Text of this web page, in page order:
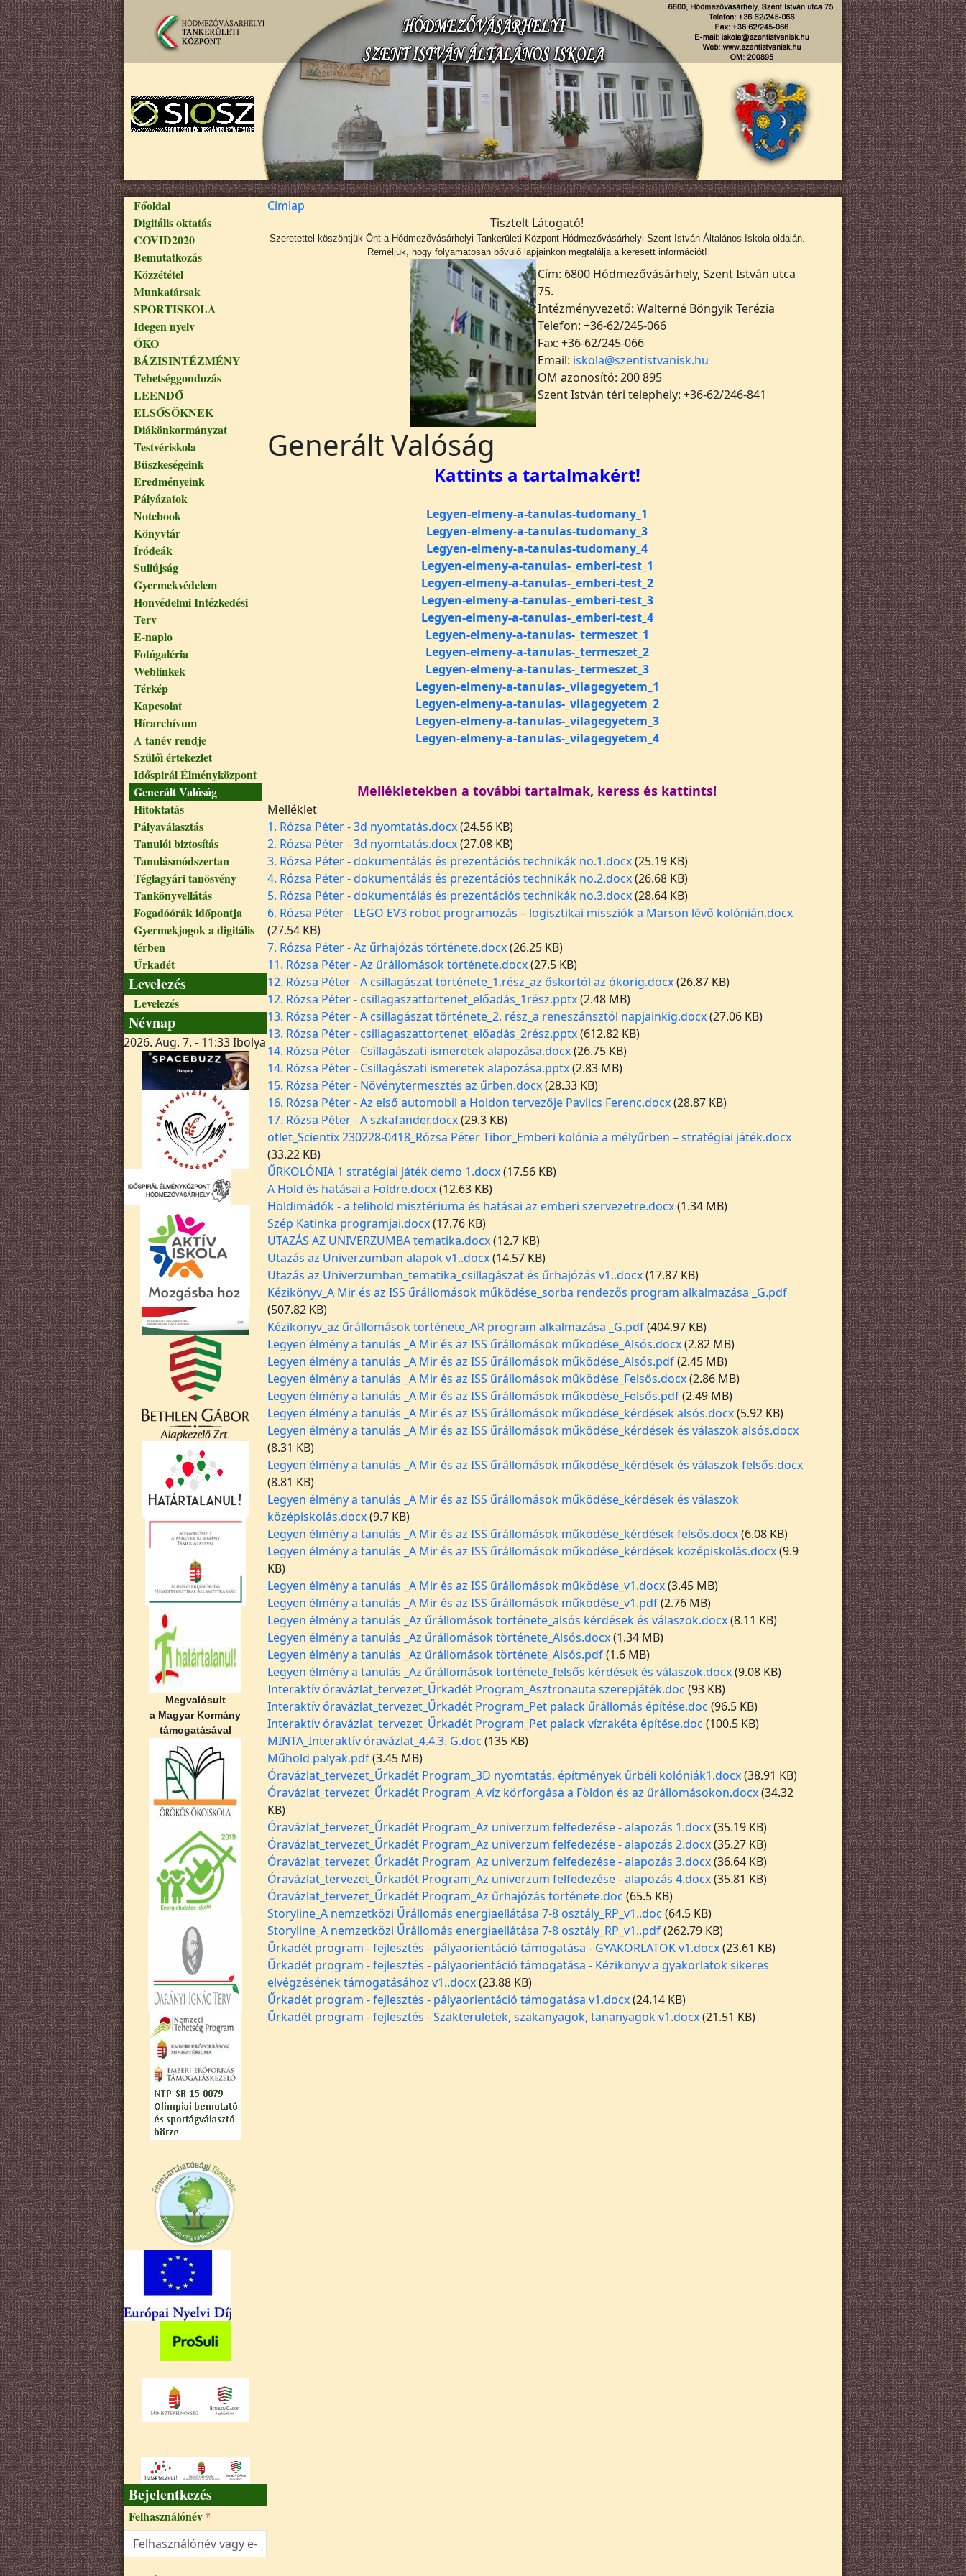
Ugrás a tartalomra
Fő navigáció
Főoldal
Digitális oktatás
COVID2020
Bemutatkozás
Közzététel
Munkatársak
SPORTISKOLA
Idegen nyelv
ÖKO
BÁZISINTÉZMÉNY
Tehetséggondozás
LEENDŐ
ELSŐSÖKNEK
Diákönkormányzat
Testvériskola
Büszkeségeink
Eredményeink
Pályázatok
Notebook
Könyvtár
Íródeák
Suliújság
Gyermekvédelem
Honvédelmi Intézkedési
Terv
E-naplo
Fotógaléria
Weblinkek
Térkép
Kapcsolat
Hírarchívum
A tanév rendje
Szülői értekezlet
Időspirál Élményközpont
Generált Valóság
Hitoktatás
Pályaválasztás
Tanulói biztosítás
Tanulásmódszertan
Téglagyári tanösvény
Tankönyvellátás
Fogadóórák időpontja
Gyermekjogok a digitális
térben
Űrkadét
Levelezés
Levelezés
Névnap
2026. Aug. 7. - 11:33Ibolya
Megvalósult
a Magyar Kormány
támogatásával
Bejelentkezés
Felhasználónév
Címlap
Tisztelt Látogató!
Szeretettel köszöntjük Önt a Hódmezővásárhelyi Tankerületi Központ Hódmezővásárhelyi Szent István Általános Iskola oldalán.
Reméljük, hogy folyamatosan bővülő lapjainkon megtalálja a keresett információt!
Cím: 6800 Hódmezővásárhely, Szent István utca
75.
Intézményvezető: Walterné Böngyik Terézia
Telefon: +36-62/245-066
Fax: +36-62/245-066
Email: iskola@szentistvanisk.hu
OM azonosító: 200 895
Szent István téri telephely: +36-62/246-841
Generált Valóság
Kattints a tartalmakért!
Legyen-elmeny-a-tanulas-tudomany_1
Legyen-elmeny-a-tanulas-tudomany_3
Legyen-elmeny-a-tanulas-tudomany_4
Legyen-elmeny-a-tanulas-_emberi-test_1
Legyen-elmeny-a-tanulas-_emberi-test_2
Legyen-elmeny-a-tanulas-_emberi-test_3
Legyen-elmeny-a-tanulas-_emberi-test_4
Legyen-elmeny-a-tanulas-_termeszet_1
Legyen-elmeny-a-tanulas-_termeszet_2
Legyen-elmeny-a-tanulas-_termeszet_3
Legyen-elmeny-a-tanulas-_vilagegyetem_1
Legyen-elmeny-a-tanulas-_vilagegyetem_2
Legyen-elmeny-a-tanulas-_vilagegyetem_3
Legyen-elmeny-a-tanulas-_vilagegyetem_4
Mellékletekben a további tartalmak, keress és kattints!
Melléklet
1. Rózsa Péter - 3d nyomtatás.docx(24.56 KB)
2. Rózsa Péter - 3d nyomtatás.docx(27.08 KB)
3. Rózsa Péter - dokumentálás és prezentációs technikák no.1.docx(25.19 KB)
4. Rózsa Péter - dokumentálás és prezentációs technikák no.2.docx(26.68 KB)
5. Rózsa Péter - dokumentálás és prezentációs technikák no.3.docx(28.64 KB)
6. Rózsa Péter - LEGO EV3 robot programozás – logisztikai missziók a Marson lévő kolónián.docx
(27.54 KB)
7. Rózsa Péter - Az űrhajózás története.docx(26.25 KB)
11. Rózsa Péter - Az űrállomások története.docx(27.5 KB)
12. Rózsa Péter - A csillagászat története_1.rész_az őskortól az ókorig.docx(26.87 KB)
12. Rózsa Péter - csillagaszattortenet_előadás_1rész.pptx(2.48 MB)
13. Rózsa Péter - A csillagászat története_2. rész_a reneszánsztól napjainkig.docx(27.06 KB)
13. Rózsa Péter - csillagaszattortenet_előadás_2rész.pptx(612.82 KB)
14. Rózsa Péter - Csillagászati ismeretek alapozása.docx(26.75 KB)
14. Rózsa Péter - Csillagászati ismeretek alapozása.pptx(2.83 MB)
15. Rózsa Péter - Növénytermesztés az űrben.docx(28.33 KB)
16. Rózsa Péter - Az első automobil a Holdon tervezője Pavlics Ferenc.docx(28.87 KB)
17. Rózsa Péter - A szkafander.docx(29.3 KB)
ötlet_Scientix 230228-0418_Rózsa Péter Tibor_Emberi kolónia a mélyűrben – stratégiai játék.docx
(33.22 KB)
ŰRKOLÓNIA 1 stratégiai játék demo 1.docx(17.56 KB)
A Hold és hatásai a Földre.docx(12.63 KB)
Holdimádók - a telihold misztériuma és hatásai az emberi szervezetre.docx(1.34 MB)
Szép Katinka programjai.docx(17.76 KB)
UTAZÁS AZ UNIVERZUMBA tematika.docx(12.7 KB)
Utazás az Univerzumban alapok v1..docx(14.57 KB)
Utazás az Univerzumban_tematika_csillagászat és űrhajózás v1..docx(17.87 KB)
Kézikönyv_A Mir és az ISS űrállomások működése_sorba rendezős program alkalmazása _G.pdf
(507.82 KB)
Kézikönyv_az űrállomások története_AR program alkalmazása _G.pdf(404.97 KB)
Legyen élmény a tanulás _A Mir és az ISS űrállomások működése_Alsós.docx(2.82 MB)
Legyen élmény a tanulás _A Mir és az ISS űrállomások működése_Alsós.pdf(2.45 MB)
Legyen élmény a tanulás _A Mir és az ISS űrállomások működése_Felsős.docx(2.86 MB)
Legyen élmény a tanulás _A Mir és az ISS űrállomások működése_Felsős.pdf(2.49 MB)
Legyen élmény a tanulás _A Mir és az ISS űrállomások működése_kérdések alsós.docx(5.92 KB)
Legyen élmény a tanulás _A Mir és az ISS űrállomások működése_kérdések és válaszok alsós.docx
(8.31 KB)
Legyen élmény a tanulás _A Mir és az ISS űrállomások működése_kérdések és válaszok felsős.docx
(8.81 KB)
Legyen élmény a tanulás _A Mir és az ISS űrállomások működése_kérdések és válaszok
középiskolás.docx(9.7 KB)
Legyen élmény a tanulás _A Mir és az ISS űrállomások működése_kérdések felsős.docx(6.08 KB)
Legyen élmény a tanulás _A Mir és az ISS űrállomások működése_kérdések középiskolás.docx(9.9
KB)
Legyen élmény a tanulás _A Mir és az ISS űrállomások működése_v1.docx(3.45 MB)
Legyen élmény a tanulás _A Mir és az ISS űrállomások működése_v1.pdf(2.76 MB)
Legyen élmény a tanulás _Az űrállomások története_alsós kérdések és válaszok.docx(8.11 KB)
Legyen élmény a tanulás _Az űrállomások története_Alsós.docx(1.34 MB)
Legyen élmény a tanulás _Az űrállomások története_Alsós.pdf(1.6 MB)
Legyen élmény a tanulás _Az űrállomások története_felsős kérdések és válaszok.docx(9.08 KB)
Interaktív óravázlat_tervezet_Űrkadét Program_Asztronauta szerepjáték.doc (93 KB)
Interaktív óravázlat_tervezet_Űrkadét Program_Pet palack űrállomás építése.doc (96.5 KB)
Interaktív óravázlat_tervezet_Űrkadét Program_Pet palack vízrakéta építése.doc (100.5 KB)
MINTA_Interaktív óravázlat_4.4.3. G.doc (135 KB)
Műhold palyak.pdf(3.45 MB)
Óravázlat_tervezet_Űrkadét Program_3D nyomtatás, építmények űrbéli kolóniák1.docx(38.91 KB)
Óravázlat_tervezet_Űrkadét Program_A víz körforgása a Földön és az űrállomásokon.docx(34.32
KB)
Óravázlat_tervezet_Űrkadét Program_Az univerzum felfedezése - alapozás 1.docx(35.19 KB)
Óravázlat_tervezet_Űrkadét Program_Az univerzum felfedezése - alapozás 2.docx(35.27 KB)
Óravázlat_tervezet_Űrkadét Program_Az univerzum felfedezése - alapozás 3.docx(36.64 KB)
Óravázlat_tervezet_Űrkadét Program_Az univerzum felfedezése - alapozás 4.docx(35.81 KB)
Óravázlat_tervezet_Űrkadét Program_Az űrhajózás története.doc (65.5 KB)
Storyline_A nemzetközi Űrállomás energiaellátása 7-8 osztály_RP_v1..doc (64.5 KB)
Storyline_A nemzetközi Űrállomás energiaellátása 7-8 osztály_RP_v1..pdf(262.79 KB)
Űrkadét program - fejlesztés - pályaorientáció támogatása - GYAKORLATOK v1.docx(23.61 KB)
Űrkadét program - fejlesztés - pályaorientáció támogatása - Kézikönyv a gyakorlatok sikeres
elvégzésének támogatásához v1..docx(23.88 KB)
Űrkadét program - fejlesztés - pályaorientáció támogatása v1.docx(24.14 KB)
Űrkadét program - fejlesztés - Szakterületek, szakanyagok, tananyagok v1.docx(21.51 KB)